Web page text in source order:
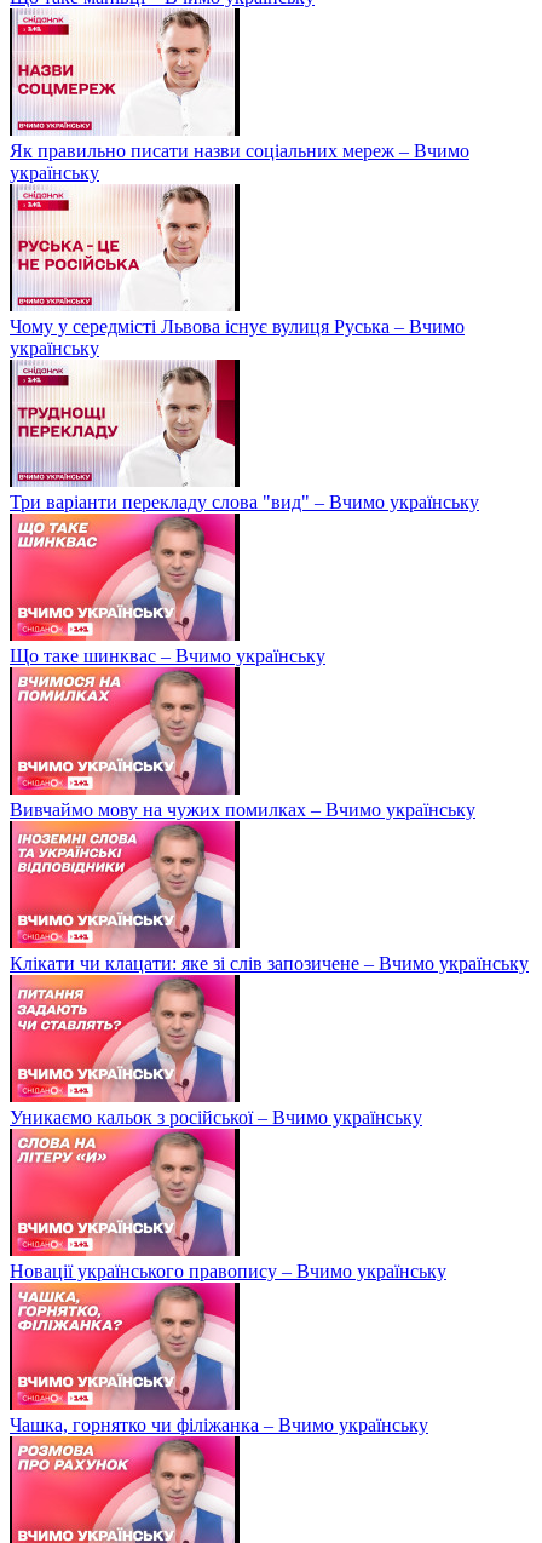
Як правильно писати назви соціальних мереж – Вчимо
українську
Чому у середмісті Львова існує вулиця Руська – Вчимо
українську
Три варіанти перекладу слова "вид" – Вчимо українську
Що таке шинквас – Вчимо українську
Вивчаймо мову на чужих помилках – Вчимо українську
Клікати чи клацати: яке зі слів запозичене – Вчимо українську
Уникаємо кальок з російської – Вчимо українську
Новації українського правопису – Вчимо українську
Чашка, горнятко чи філіжанка – Вчимо українську